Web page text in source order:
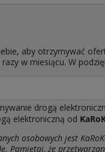
aby otrzymywać
razy w miesiącu. W
drogą
elektroniczną od
osobowych jest
Pamiętaj, że